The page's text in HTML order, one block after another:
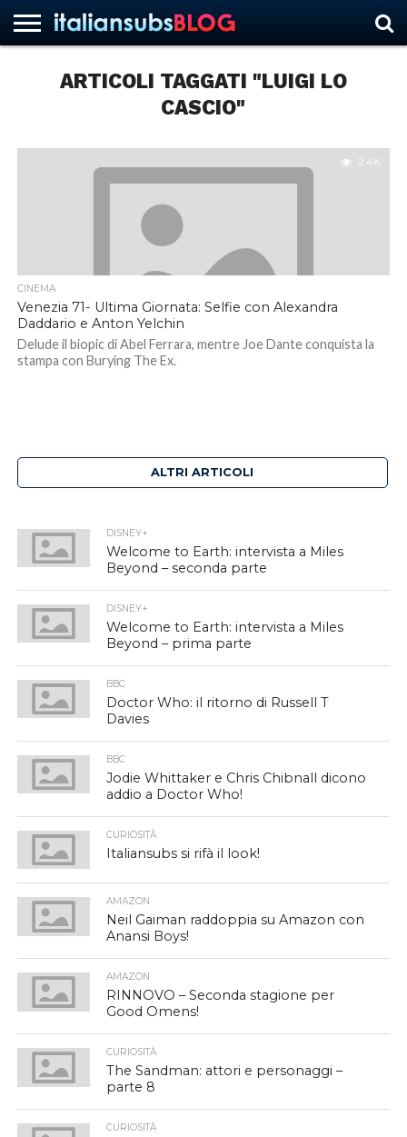
ARTICOLI TAGGATI "LUIGI LO
CASCIO"
2.4K
CINEMA
Venezia 71- Ultima Giornata: Selfie con Alexandra
Daddario e Anton Yelchin
Delude il biopic di Abel Ferrara, mentre Joe Dante conquista la
stampa con Burying The Ex.
ALTRI ARTICOLI
DISNEY+
Welcome to Earth: intervista a Miles
Beyond – seconda parte
DISNEY+
Welcome to Earth: intervista a Miles
Beyond – prima parte
BBC
Doctor Who: il ritorno di Russell T
Davies
BBC
Jodie Whittaker e Chris Chibnall dicono
addio a Doctor Who!
CURIOSITÀ
Italiansubs si rifà il look!
AMAZON
Neil Gaiman raddoppia su Amazon con
Anansi Boys!
AMAZON
RINNOVO – Seconda stagione per
Good Omens!
CURIOSITÀ
The Sandman: attori e personaggi –
parte 8
CURIOSITÀ